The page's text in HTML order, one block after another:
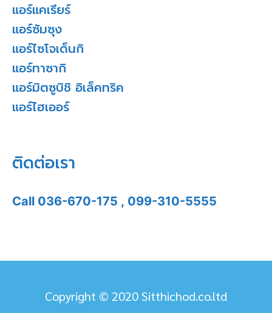
แอร์แคเรียร์
แอร์ซัมซุง
แอร์ไซโจเด็นกิ
แอร์ทาซากิ
แอร์มิตซูบิชิ อิเล็คทริค
แอร์ไฮเออร์
ติดต่อเรา
Call 036-670-175 , 099-310-5555
Copyright © 2020 Sitthichod.co.ltd